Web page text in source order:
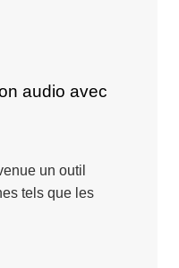
audio avec
un outil
tels que les